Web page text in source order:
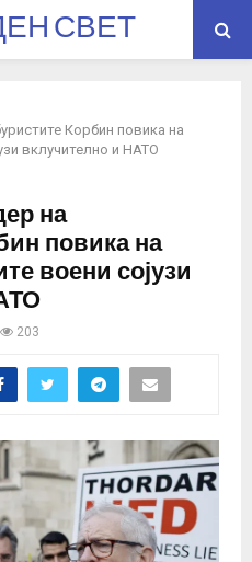
СВЕТ
Корбин повика на
вклучително и НАТО
на
повика на
воени сојузи
203